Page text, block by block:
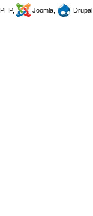
Joomla, Drupal,